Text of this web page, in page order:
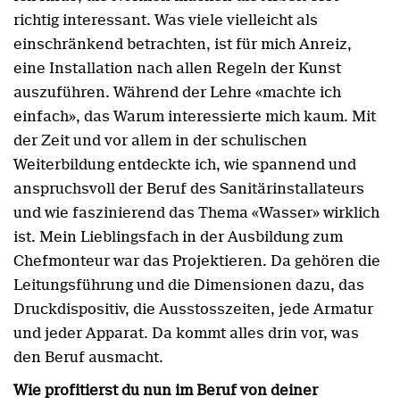
richtig interessant. Was viele vielleicht als
einschränkend betrachten, ist für mich Anreiz,
eine Installation nach allen Regeln der Kunst
auszuführen. Während der Lehre «machte ich
einfach», das Warum interessierte mich kaum. Mit
der Zeit und vor allem in der schulischen
Weiterbildung entdeckte ich, wie spannend und
anspruchsvoll der Beruf des Sanitärinstallateurs
und wie faszinierend das Thema «Wasser» wirklich
ist. Mein Lieblingsfach in der Ausbildung zum
Chefmonteur war das Projektieren. Da gehören die
Leitungsführung und die Dimensionen dazu, das
Druckdispositiv, die Ausstosszeiten, jede Armatur
und jeder Apparat. Da kommt alles drin vor, was
den Beruf ausmacht.
Wie profitierst du nun im Beruf von deiner